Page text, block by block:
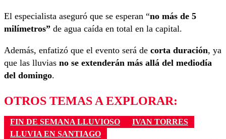
El especialista aseguró que se esperan “no más de 5
milímetros” de agua caída en total en la capital.
Además, enfatizó que el evento será de corta duración, ya
que las lluvias no se extenderán más allá del mediodía
del domingo.
OTROS TEMAS A EXPLORAR:
FIN DE SEMANA LLUVIOSO
IVAN TORRES
LLUVIA EN SANTIAGO